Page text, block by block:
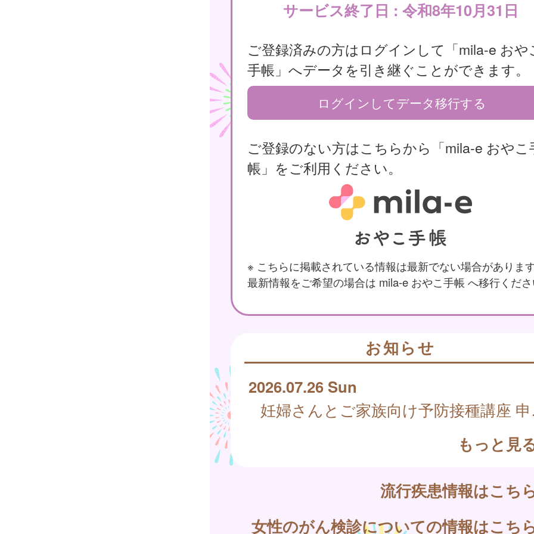
サービス終了日 : 令和8年10月31日
ご登録済みの方はログインして「mila-e おや
手帳」へデータを引き継ぐことができます。
ログインしてデータ移行する
ご登録のない方はこちらから「mila-e おやこ
帳」をご利用ください。
※ こちらに掲載されている情報は最新でない場合があります
最新情報をご希望の場合は mila-e おやこ手帳 へ移行くださ
お知らせ
2026.07.26 Sun
妊
もっと見
流行疾患情報はこち
女性のがん検診についての情報はこち